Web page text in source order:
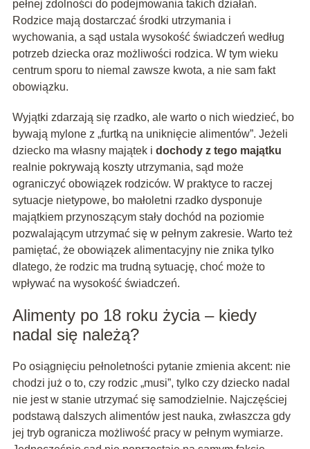
pełnej zdolności do podejmowania takich działań.
Rodzice mają dostarczać środki utrzymania i
wychowania, a sąd ustala wysokość świadczeń według
potrzeb dziecka oraz możliwości rodzica. W tym wieku
centrum sporu to niemal zawsze kwota, a nie sam fakt
obowiązku.
Wyjątki zdarzają się rzadko, ale warto o nich wiedzieć, bo
bywają mylone z „furtką na uniknięcie alimentów”. Jeżeli
dziecko ma własny majątek i dochody z tego majątku
realnie pokrywają koszty utrzymania, sąd może
ograniczyć obowiązek rodziców. W praktyce to raczej
sytuacje nietypowe, bo małoletni rzadko dysponuje
majątkiem przynoszącym stały dochód na poziomie
pozwalającym utrzymać się w pełnym zakresie. Warto też
pamiętać, że obowiązek alimentacyjny nie znika tylko
dlatego, że rodzic ma trudną sytuację, choć może to
wpływać na wysokość świadczeń.
Alimenty po 18 roku życia – kiedy
nadal się należą?
Po osiągnięciu pełnoletności pytanie zmienia akcent: nie
chodzi już o to, czy rodzic „musi”, tylko czy dziecko nadal
nie jest w stanie utrzymać się samodzielnie. Najczęściej
podstawą dalszych alimentów jest nauka, zwłaszcza gdy
jej tryb ogranicza możliwość pracy w pełnym wymiarze.